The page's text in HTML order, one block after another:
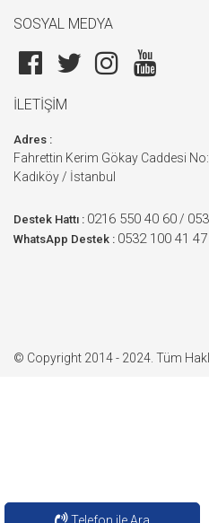
SOSYAL MEDYA
İLETİŞİM
Adres :
Fahrettin Kerim Gökay Caddesi
Kadıköy / İstanbul
Destek Hattı : 0216 550 40 60 /
WhatsApp Destek : 0532 100 41 47
© Copyright 2014 - 2024. Tüm